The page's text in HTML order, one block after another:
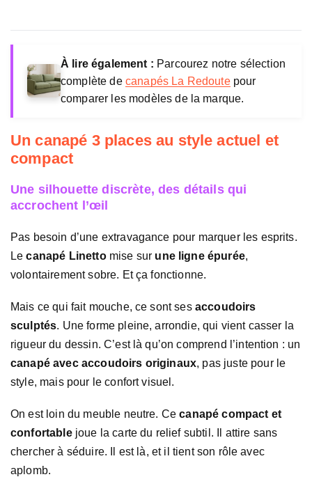
À lire également : Parcourez notre sélection
complète de canapés La Redoutepour
comparer les modèles de la marque.
Un canapé 3 places au style actuel et
compact
Une silhouette discrète, des détails qui
accrochent l’œil
Pas besoin d’une extravagance pour marquer les esprits.
Lecanapé Linettomise sur une ligne épurée,
volontairement sobre. Et ça fonctionne.
Mais ce qui fait mouche, ce sont ses accoudoirs
sculptés. Une forme pleine, arrondie, qui vient casser la
rigueur du dessin. C’est là qu’on comprend l’intention : un
canapé avec accoudoirs originaux, pas juste pour le
style, mais pour le confort visuel.
On est loin du meuble neutre. Cecanapé compact et
confortablejoue la carte du relief subtil. Il attire sans
chercher à séduire. Il est là, et il tient son rôle avec
aplomb.